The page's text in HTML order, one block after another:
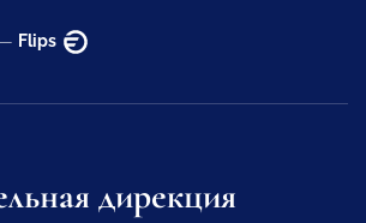
Flips
дирекция